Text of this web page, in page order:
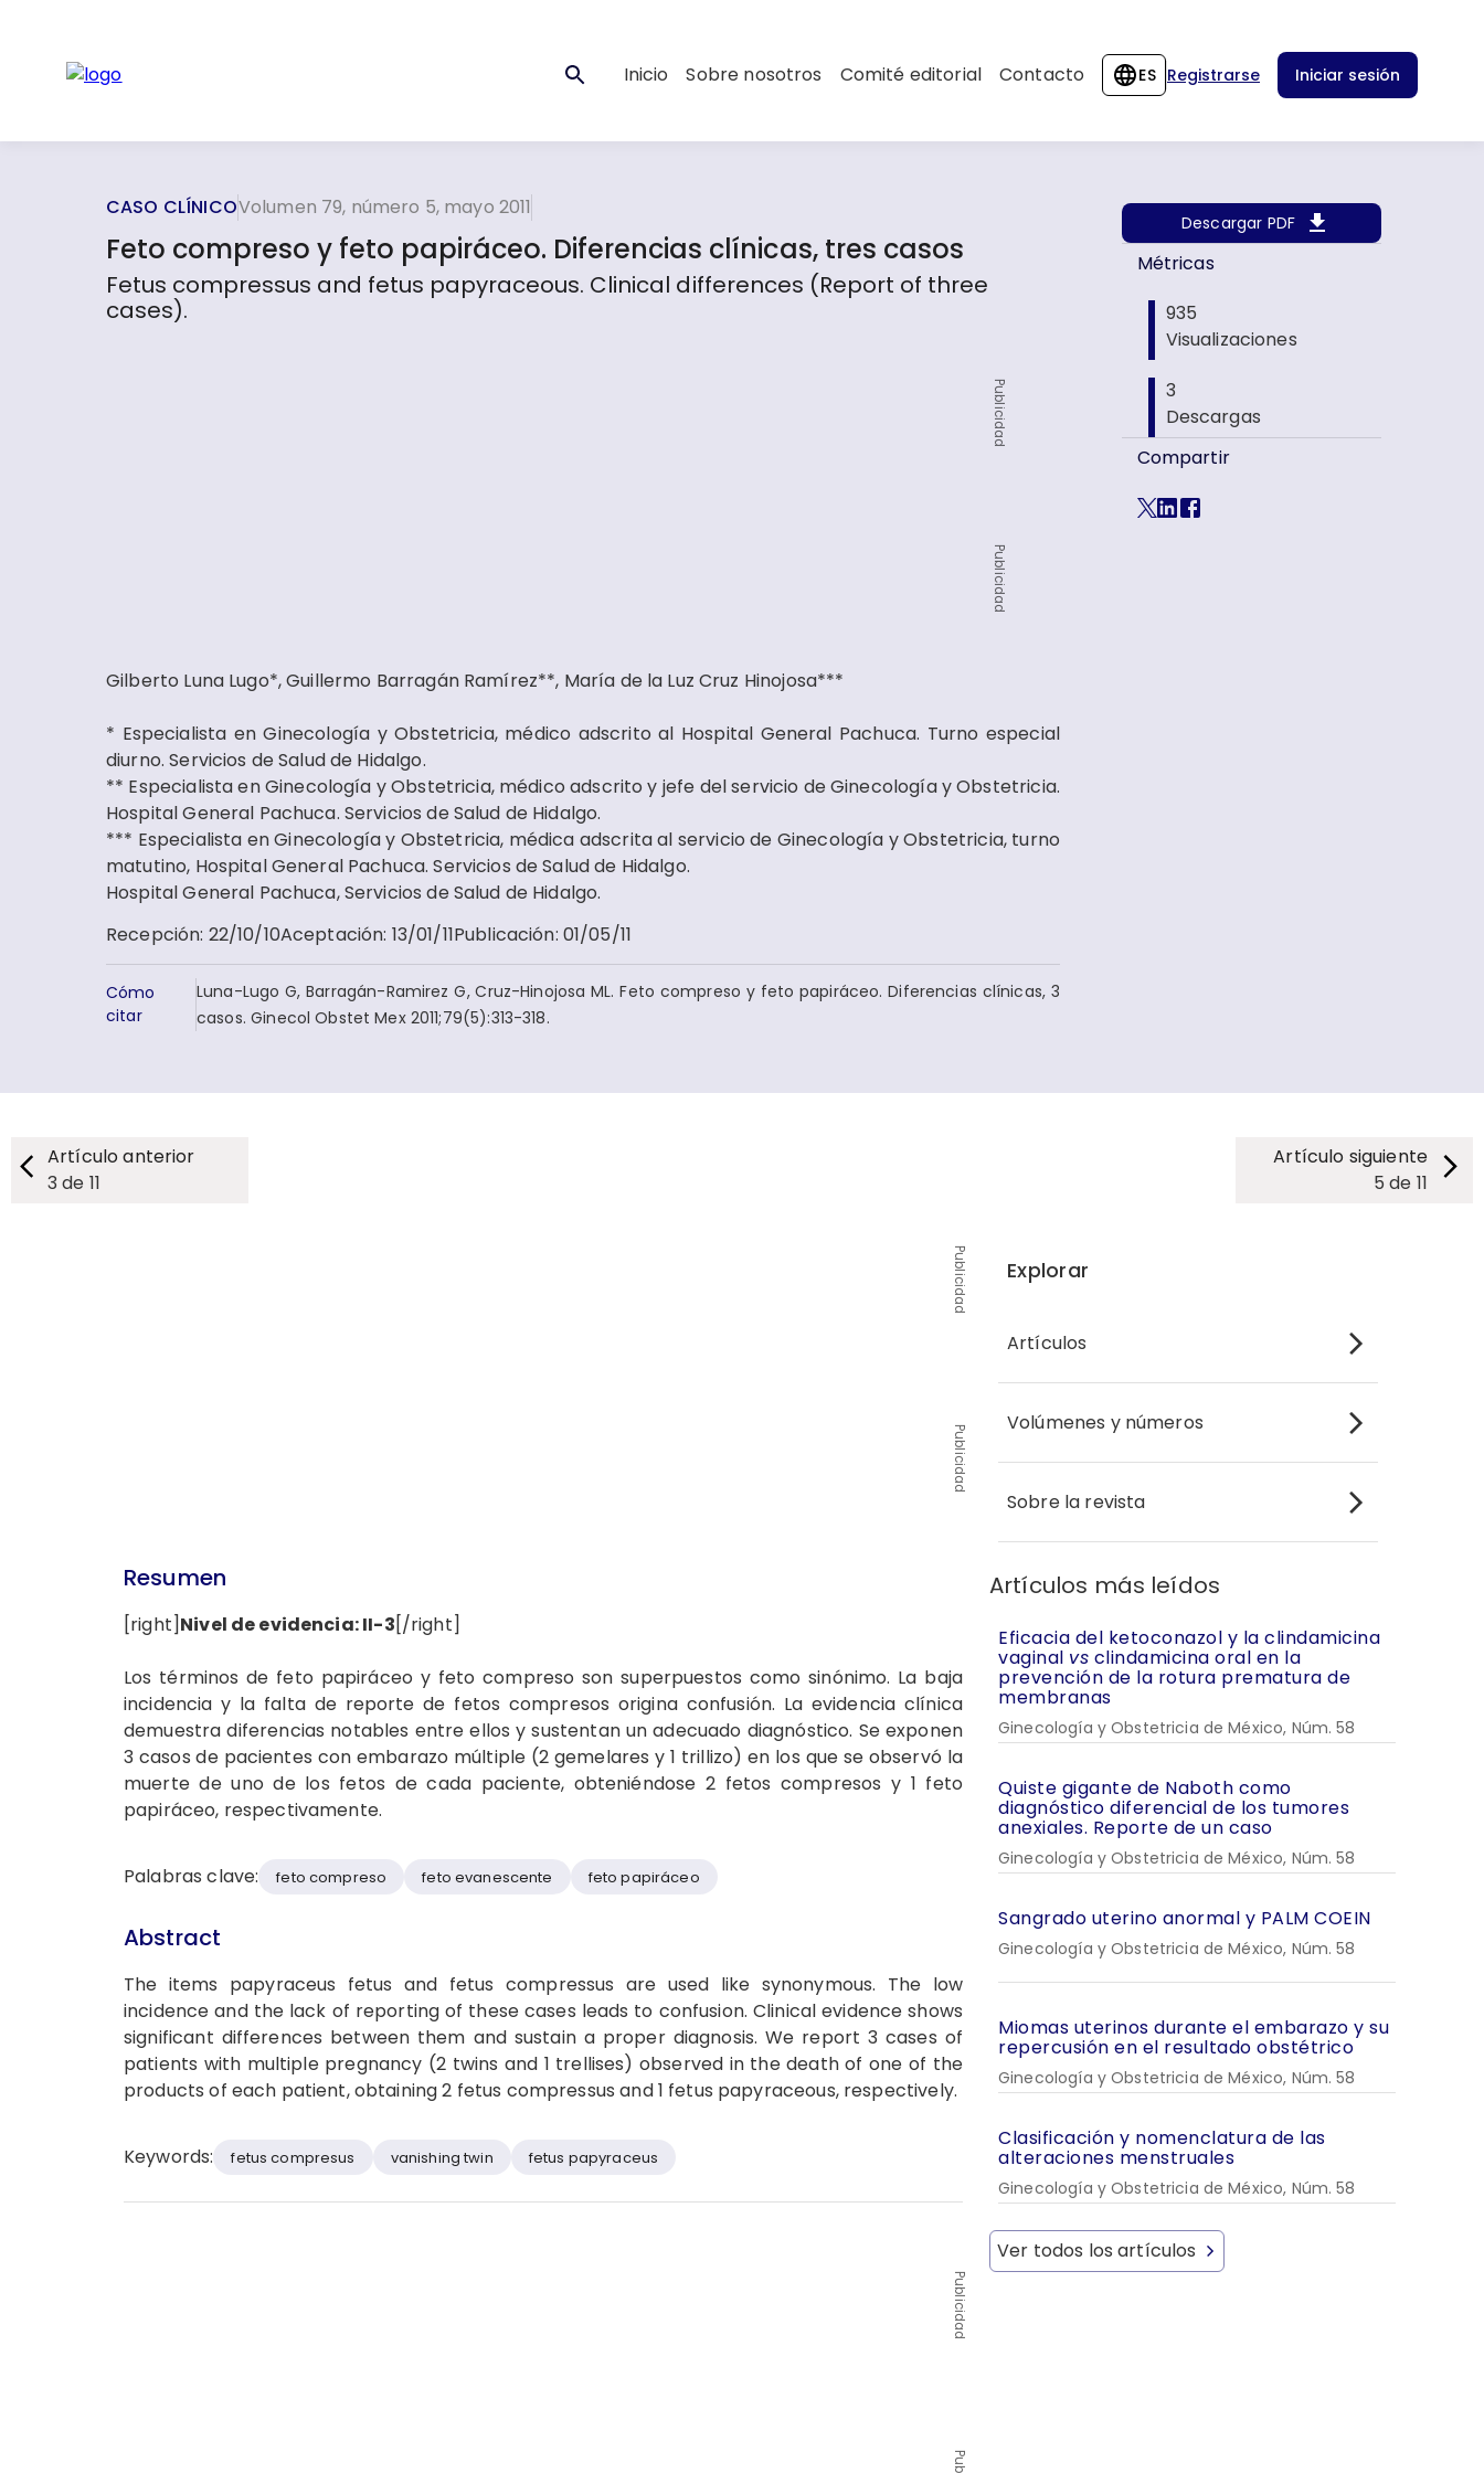
Inicio Sobre nosotros Comité editorial Contacto ES Registrarse Iniciar sesión
CASO CLÍNICOVolumen 79, número 5, mayo 2011
Feto compreso y feto papiráceo. Diferencias clínicas, tres casos
Fetus compressus and fetus papyraceous. Clinical differences (Report of three
cases).
Publicidad
Publicidad
Gilberto Luna Lugo*, Guillermo Barragán Ramírez**, María de la Luz Cruz Hinojosa***
* Especialista en Ginecología y Obstetricia, médico adscrito al Hospital General Pachuca. Turno especial
diurno. Servicios de Salud de Hidalgo.
** Especialista en Ginecología y Obstetricia, médico adscrito y jefe del servicio de Ginecología y Obstetricia.
Hospital General Pachuca. Servicios de Salud de Hidalgo.
*** Especialista en Ginecología y Obstetricia, médica adscrita al servicio de Ginecología y Obstetricia, turno
matutino, Hospital General Pachuca. Servicios de Salud de Hidalgo.
Hospital General Pachuca, Servicios de Salud de Hidalgo.
Recepción: 22/10/10Aceptación: 13/01/11Publicación: 01/05/11
Cómo
citar
Luna-Lugo G, Barragán-Ramirez G, Cruz-Hinojosa ML. Feto compreso y feto papiráceo. Diferencias clínicas, 3
casos. Ginecol Obstet Mex 2011;79(5):313-318.
Descargar PDF
Métricas
935
Visualizaciones
3
Descargas
Compartir
Artículo anterior
3 de 11
Artículo siguiente
5 de 11
Publicidad
Publicidad
Resumen
[right]Nivel de evidencia: II-3[/right]
Los términos de feto papiráceo y feto compreso son superpuestos como sinónimo. La baja
incidencia y la falta de reporte de fetos compresos origina confusión. La evidencia clínica
demuestra diferencias notables entre ellos y sustentan un adecuado diagnóstico. Se exponen
3 casos de pacientes con embarazo múltiple (2 gemelares y 1 trillizo) en los que se observó la
muerte de uno de los fetos de cada paciente, obteniéndose 2 fetos compresos y 1 feto
papiráceo, respectivamente.
Palabras clave: feto compreso feto evanescente feto papiráceo
Abstract
The items papyraceus fetus and fetus compressus are used like synonymous. The low
incidence and the lack of reporting of these cases leads to confusion. Clinical evidence shows
significant differences between them and sustain a proper diagnosis. We report 3 cases of
patients with multiple pregnancy (2 twins and 1 trellises) observed in the death of one of the
products of each patient, obtaining 2 fetus compressus and 1 fetus papyraceous, respectively.
Keywords: fetus compresus vanishing twin fetus papyraceus
Publicidad
Explorar
Artículos
Volúmenes y números
Sobre la revista
Artículos más leídos
Eficacia del ketoconazol y la clindamicina
vaginal vs clindamicina oral en la
prevención de la rotura prematura de
membranas
Ginecología y Obstetricia de México, Núm. 58
Quiste gigante de Naboth como
diagnóstico diferencial de los tumores
anexiales. Reporte de un caso
Ginecología y Obstetricia de México, Núm. 58
Sangrado uterino anormal y PALM COEIN
Ginecología y Obstetricia de México, Núm. 58
Miomas uterinos durante el embarazo y su
repercusión en el resultado obstétrico
Ginecología y Obstetricia de México, Núm. 58
Clasificación y nomenclatura de las
alteraciones menstruales
Ginecología y Obstetricia de México, Núm. 58
Ver todos los artículos